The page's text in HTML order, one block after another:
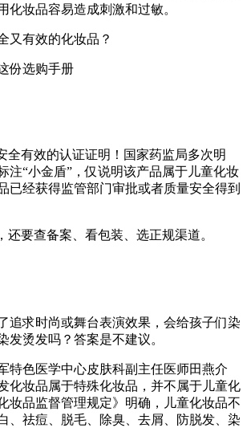
化妆品容易造成刺激和过敏。
又有效的化妆品？
份选购手册
全有效的认证证明！国家药监局多次明
注“小金盾”，仅说明该产品属于儿童化妆
已经获得监管部门审批或者质量安全得到
还要查备案、看包装、选正规渠道。
追求时尚或舞台表演效果，会给孩子们染
发烫发吗？答案是不建议️。
特色医学中心皮肤科副主任医师田燕介
化妆品属于特殊化妆品，并不属于儿童化
妆品监督管理规定》明确，儿童化妆品不
、祛痘、脱毛、除臭、去屑、防脱发、染